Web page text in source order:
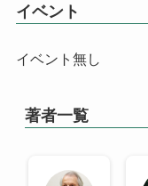
イベント
イベント無し
著者一覧